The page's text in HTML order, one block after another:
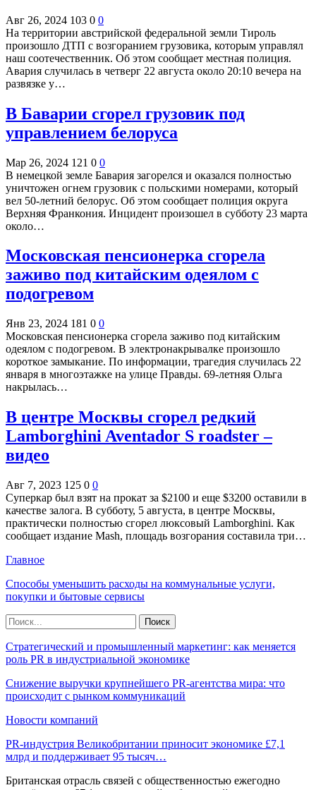
Авг 26, 2024 103 0 0
На территории австрийской федеральной земли Тироль
произошло ДТП с возгоранием грузовика, которым управлял
наш соотечественник. Об этом сообщает местная полиция.
Авария случилась в четверг 22 августа около 20:10 вечера на
развязке у…
В Баварии сгорел грузовик под
управлением белоруса
Мар 26, 2024 121 0 0
В немецкой земле Бавария загорелся и оказался полностью
уничтожен огнем грузовик с польскими номерами, который
вел 50-летний белорус. Об этом сообщает полиция округа
Верхняя Франкония. Инцидент произошел в субботу 23 марта
около…
Московская пенсионерка сгорела
заживо под китайским одеялом с
подогревом
Янв 23, 2024 181 0 0
Московская пенсионерка сгорела заживо под китайским
одеялом с подогревом. В электронакрывалке произошло
короткое замыкание. По информации, трагедия случилась 22
января в многоэтажке на улице Правды. 69-летняя Ольга
накрылась…
В центре Москвы сгорел редкий
Lamborghini Aventador S roadster –
видео
Авг 7, 2023 125 0 0
Суперкар был взят на прокат за $2100 и еще $3200 оставили в
качестве залога. В субботу, 5 августа, в центре Москвы,
практически полностью сгорел люксовый Lamborghini. Как
сообщает издание Mash, площадь возгорания составила три…
Главное
Способы уменьшить расходы на коммунальные услуги,
покупки и бытовые сервисы
Стратегический и промышленный маркетинг: как меняется
роль PR в индустриальной экономике
Снижение выручки крупнейшего PR-агентства мира: что
происходит с рынком коммуникаций
Новости компаний
PR-индустрия Великобритании приносит экономике £7,1
млрд и поддерживает 95 тысяч…
Британская отрасль связей с общественностью ежегодно